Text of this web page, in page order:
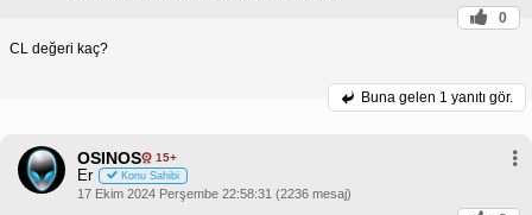
0
CL değeri kaç?
Buna gelen 1 yanıtı gör.
OSINOS 15+
Er Konu Sahibi
17 Ekim 2024 Perşembe 22:58:31 (2236 mesaj)